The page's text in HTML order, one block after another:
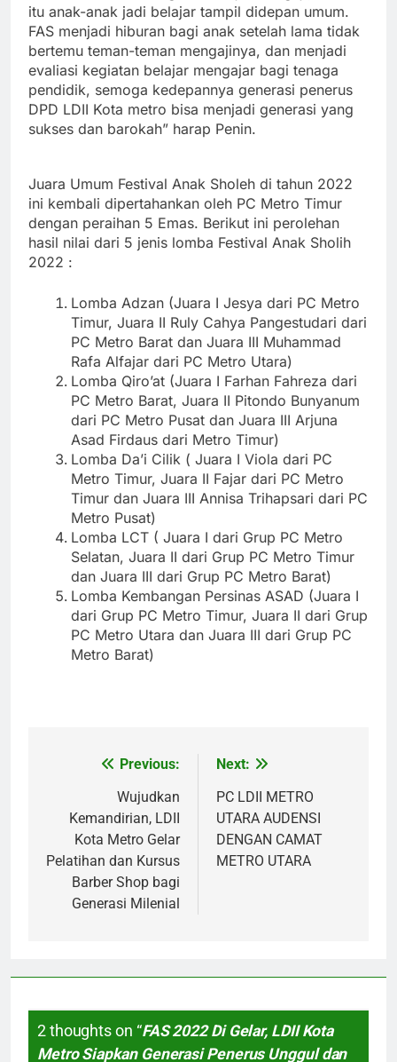
itu anak-anak jadi belajar tampil didepan umum.
FAS menjadi hiburan bagi anak setelah lama tidak
bertemu teman-teman mengajinya, dan menjadi
evaliasi kegiatan belajar mengajar bagi tenaga
pendidik, semoga kedepannya generasi penerus
DPD LDII Kota metro bisa menjadi generasi yang
sukses dan barokah” harap Penin.
Juara Umum Festival Anak Sholeh di tahun 2022
ini kembali dipertahankan oleh PC Metro Timur
dengan peraihan 5 Emas. Berikut ini perolehan
hasil nilai dari 5 jenis lomba Festival Anak Sholih
2022 :
Lomba Adzan (Juara I Jesya dari PC Metro
Timur, Juara II Ruly Cahya Pangestudari dari
PC Metro Barat dan Juara III Muhammad
Rafa Alfajar dari PC Metro Utara)
Lomba Qiro’at (Juara I Farhan Fahreza dari
PC Metro Barat, Juara II Pitondo Bunyanum
dari PC Metro Pusat dan Juara III Arjuna
Asad Firdaus dari Metro Timur)
Lomba Da’i Cilik ( Juara I Viola dari PC
Metro Timur, Juara II Fajar dari PC Metro
Timur dan Juara III Annisa Trihapsari dari PC
Metro Pusat)
Lomba LCT ( Juara I dari Grup PC Metro
Selatan, Juara II dari Grup PC Metro Timur
dan Juara III dari Grup PC Metro Barat)
Lomba Kembangan Persinas ASAD (Juara I
dari Grup PC Metro Timur, Juara II dari Grup
PC Metro Utara dan Juara III dari Grup PC
Metro Barat)
navigation
Previous:
Wujudkan
Kemandirian, LDII
Kota Metro Gelar
Pelatihan dan Kursus
Barber Shop bagi
Generasi Milenial
Next:
PC LDII METRO
UTARA AUDENSI
DENGAN CAMAT
METRO UTARA
2 thoughts on “FAS 2022 Di Gelar, LDII Kota
Metro Siapkan Generasi Penerus Unggul dan